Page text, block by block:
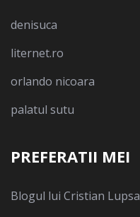
denisuca
liternet.ro
orlando nicoara
palatul sutu
PREFERATII MEI
Blogul lui Cristian Lupsa